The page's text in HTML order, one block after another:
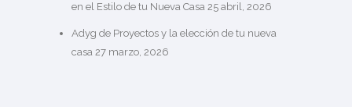
en el Estilo de tu Nueva Casa 25 abril, 2026
Adyg de Proyectos y la elección de tu nueva
casa 27 marzo, 2026